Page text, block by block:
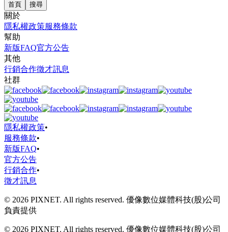
首頁 搜尋
關於
隱私權政策服務條款
幫助
新版FAQ官方公告
其他
行銷合作徵才訊息
社群
隱私權政策•
服務條款•
新版FAQ•
官方公告
行銷合作•
徵才訊息
© 2026 PIXNET. All rights reserved. 優像數位媒體科技(股)公司
負責提供
© 2026 PIXNET. All rights reserved. 優像數位媒體科技(股)公司